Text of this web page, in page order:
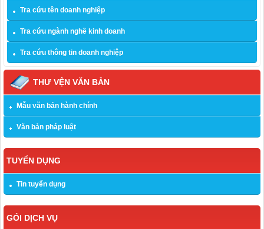
Tra cứu tên doanh nghiệp
Tra cứu ngành nghề kinh doanh
Tra cứu thông tin doanh nghiệp
THƯ VỆN VĂN BẢN
Mẫu văn bản hành chính
Văn bản pháp luật
TUYỂN DỤNG
Tin tuyển dụng
GÓI DỊCH VỤ